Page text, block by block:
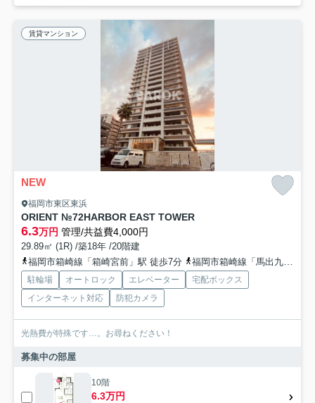
賃貸マンション
NEW
福岡市東区東浜
ORIENT №72HARBOR EAST TOWER
6.3万円 管理/共益費4,000円
29.89㎡ (1R) /築18年 /20階建
福岡市箱崎線「箱崎宮前」駅 徒歩7分
福岡市箱崎線「馬出九大病院前」駅 徒歩15分
駐輪場 オートロック エレベーター
宅配ボックス
インターネット対応
防犯カメラ
光熱費が特殊です…。お尋ねください！
募集中の部屋
10階
6.3万円